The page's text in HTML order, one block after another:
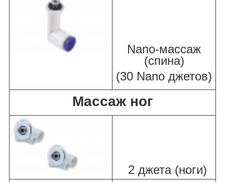
Nano-массаж
(спина)
(30 Nano джетов)
Массаж ног
2 джета (ноги)